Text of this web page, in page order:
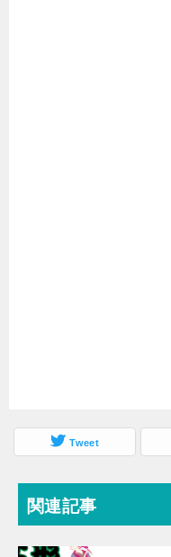
Tweet
関連記事